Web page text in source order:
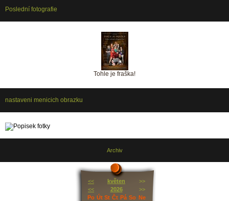
Poslední fotografie
Tohle je fraška!
nastaveni menicich obrazku
Archiv
<< květen
>>
<<
2026
>>
Po Út St Čt Pá So Ne